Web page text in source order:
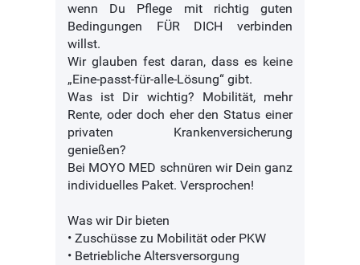
wenn Du Pflege mit richtig guten
Bedingungen FÜR DICH verbinden
willst.
Wir glauben fest daran, dass es keine
„Eine-passt-für-alle-Lösung“ gibt.
Was ist Dir wichtig? Mobilität, mehr
Rente, oder doch eher den Status einer
privaten Krankenversicherung
genießen?
Bei MOYO MED schnüren wir Dein ganz
individuelles Paket. Versprochen!
Was wir Dir bieten
• Zuschüsse zu Mobilität oder PKW
• Betriebliche Altersversorgung